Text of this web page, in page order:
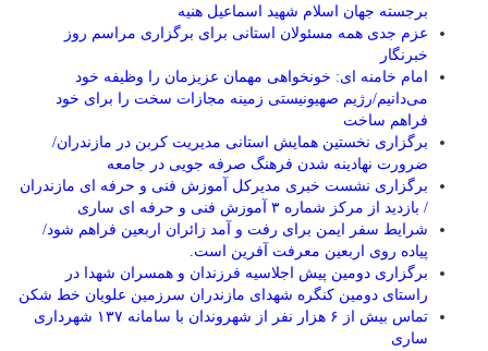
برجسته جهان اسلام شهید اسماعیل هنیه
عزم جدی همه مسئولان استانی برای برگزاری مراسم روز
خبرنگار
امام خامنه ای: خونخواهی مهمان عزیزمان را وظیفه خود
می‌دانیم/رژیم صهیونیستی زمینه مجازات سخت را برای خود
فراهم ساخت
برگزاری نخستین همایش استانی مدیریت کربن در مازندران/
ضرورت نهادینه شدن فرهنگ صرفه جویی در جامعه
برگزاری نشست خبری مدیرکل آموزش فنی و حرفه ای مازندران
/ بازدید از مرکز شماره ۳ آموزش فنی و حرفه ای ساری
شرایط سفر ایمن برای رفت و آمد زائران اربعین فراهم شود/
پیاده روی اربعین معرفت آفرین است.
برگزاری دومین پیش اجلاسیه فرزندان و همسران شهدا در
راستای دومین کنگره شهدای مازندران سرزمین علویان خط شکن
تماس بیش از ۶ هزار نفر از شهروندان با سامانه ۱۳۷ شهرداری
ساری